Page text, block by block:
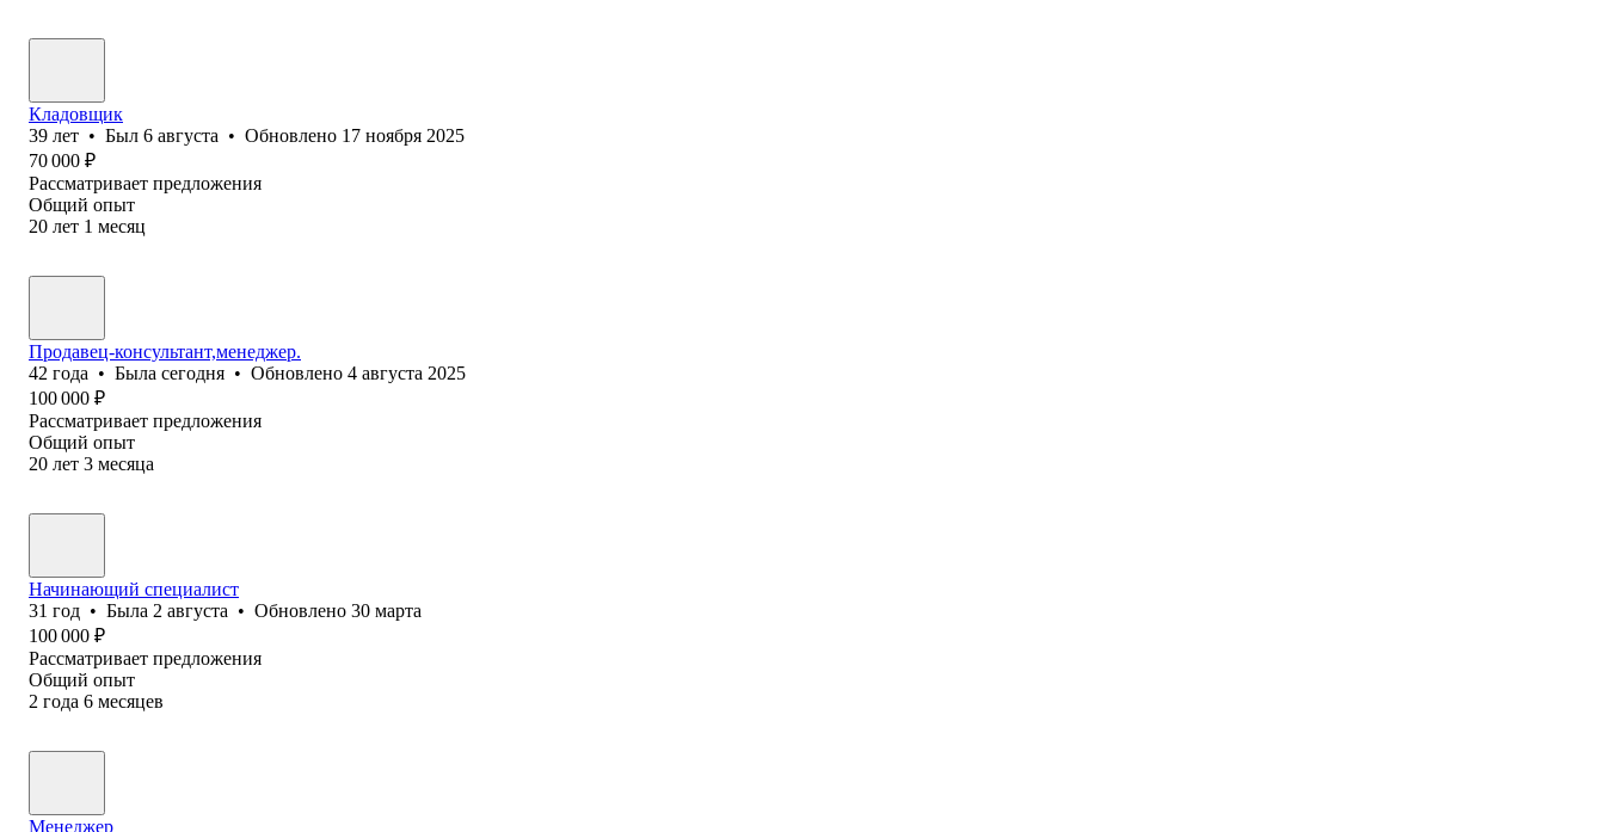
Кладовщик
39 лет • Был 6 августа • Обновлено 17 ноября 2025
70 000 ₽
Рассматривает предложения
Общий опыт
20 лет 1 месяц
Продавец-консультант,менеджер.
42 года • Была сегодня • Обновлено 4 августа 2025
100 000 ₽
Рассматривает предложения
Общий опыт
20 лет 3 месяца
Начинающий специалист
31 год • Была 2 августа • Обновлено 30 марта
100 000 ₽
Рассматривает предложения
Общий опыт
2 года 6 месяцев
Менеджер